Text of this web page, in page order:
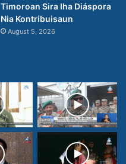
Timoroan Sira Iha Diáspora
Nia Kontribuisaun
August 5, 2026